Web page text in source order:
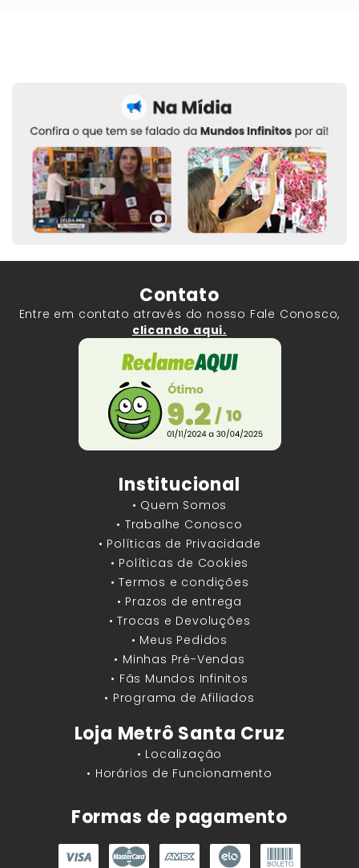
Contato
Entre em contato através do nosso Fale Conosco,
clicando aqui.
Institucional
• Quem Somos
• Trabalhe Conosco
• Políticas de Privacidade
• Políticas de Cookies
• Termos e condições
• Prazos de entrega
• Trocas e Devoluções
• Meus Pedidos
• Minhas Pré-Vendas
• Fãs Mundos Infinitos
• Programa de Afiliados
Loja Metrô Santa Cruz
• Localização
• Horários de Funcionamento
Formas de pagamento